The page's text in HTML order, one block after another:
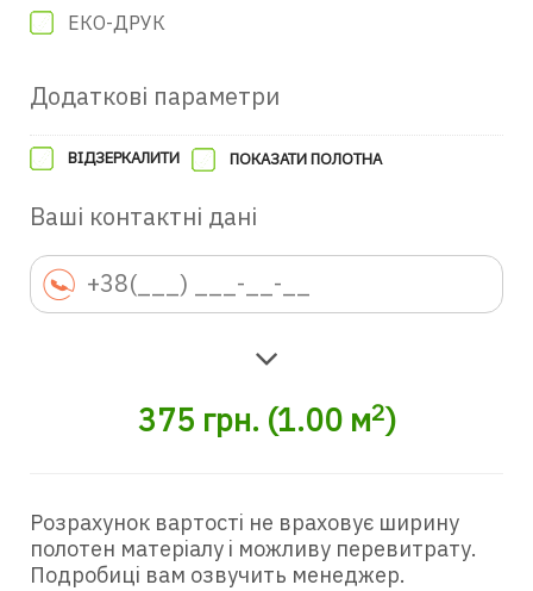
ЕКО-ДРУК
Додаткові параметри
ВІДЗЕРКАЛИТИ ПОКАЗАТИ ПОЛОТНА
Ваші контактні дані
375 грн. (1.00м2)
Розрахунок вартості не враховує ширину
полотен матеріалу і можливу перевитрату.
Подробиці вам озвучить менеджер.